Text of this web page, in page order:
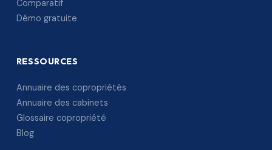
Comparatif
Démo gratuite
RESSOURCES
Annuaire des copropriétés
Annuaire des cabinets
Glossaire copropriété
Blog